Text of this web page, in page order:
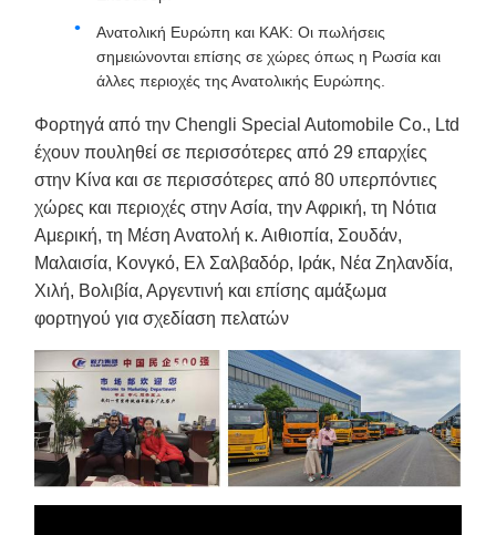
Ανατολική Ευρώπη και ΚΑΚ: Οι πωλήσεις
σημειώνονται επίσης σε χώρες όπως η Ρωσία και
άλλες περιοχές της Ανατολικής Ευρώπης.
Φορτηγά από την Chengli Special Automobile Co., Ltd
έχουν πουληθεί σε περισσότερες από 29 επαρχίες
στην Κίνα και σε περισσότερες από 80 υπερπόντιες
χώρες και περιοχές στην Ασία, την Αφρική, τη Νότια
Αμερική, τη Μέση Ανατολή κ. Αιθιοπία, Σουδάν,
Μαλαισία, Κονγκό, Ελ Σαλβαδόρ, Ιράκ, Νέα Ζηλανδία,
Χιλή, Βολιβία, Αργεντινή και επίσης αμάξωμα
φορτηγού για σχεδίαση πελατών